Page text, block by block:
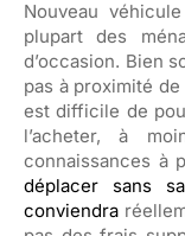
Nouveau
plupart des
d’occasion. Bien
pas à proximité
est difficile de
l’acheter, à
connaissances à
déplacer sans
conviendra